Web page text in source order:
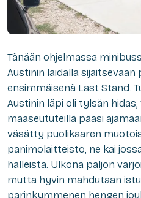
Tänään ohjelmassa
Austinin laidalla sijaitsevaan
ensimmäisenä Last Stand.
Austinin läpi oli tylsän
maaseututeillä pääsi
väsätty puolikaaren
panimolaitteisto, ne kai
halleista. Ulkona paljon
mutta hyvin mahdutaan
parinkymmenen hengen